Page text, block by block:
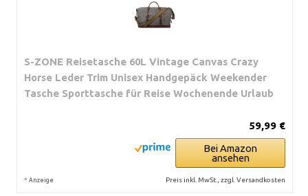
S-ZONE Reisetasche 60L Vintage Canvas Crazy
Horse Leder Trim Unisex Handgepäck Weekender
Tasche Sporttasche für Reise Wochenende Urlaub
59,99 €
Bei Amazon
ansehen
* Anzeige Preis inkl. MwSt., zzgl. Versandkosten